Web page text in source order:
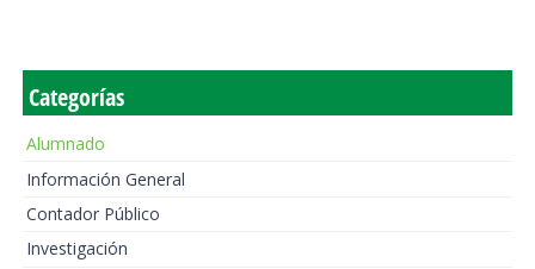
Categorías
Alumnado
Información General
Contador Público
Investigación